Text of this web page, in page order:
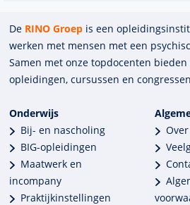
De RINO Groep is een
werken met mensen met een
Samen met onze top­docenten
opleidingen, cursussen en
Onderwijs
Bij- en nascholing
BIG-opleidingen
Maatwerk en
incompany
Praktijkinstellingen